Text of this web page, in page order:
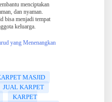
menciptakan
dan nyaman.
bisa menjadi tempat
keluarga.
yang Menenangkan
MASJID
JUAL KARPET
KARPET